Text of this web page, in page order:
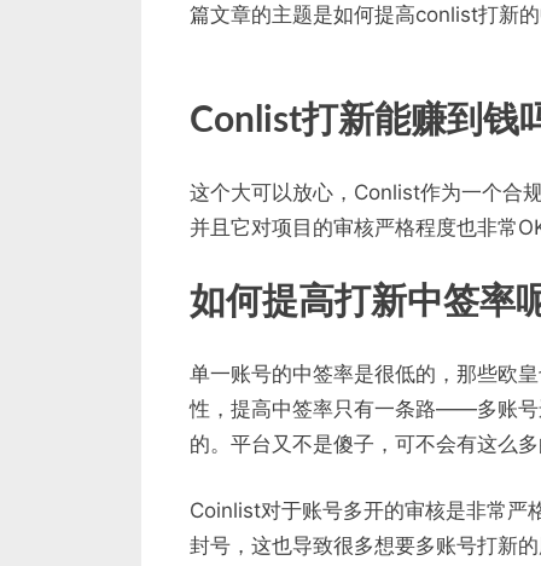
篇文章的主题是如何提高conlist打新的
Conlist打新能赚到钱
这个大可以放心，Conlist作为一个合
并且它对项目的审核严格程度也非常
如何提高打新中签率
单一账号的中签率是很低的，那些欧
性，提高中签率只有一条路——多账号
的。平台又不是傻子，可不会有这么多
Coinlist对于账号多开的审核是非常严
封号，这也导致很多想要多账号打新